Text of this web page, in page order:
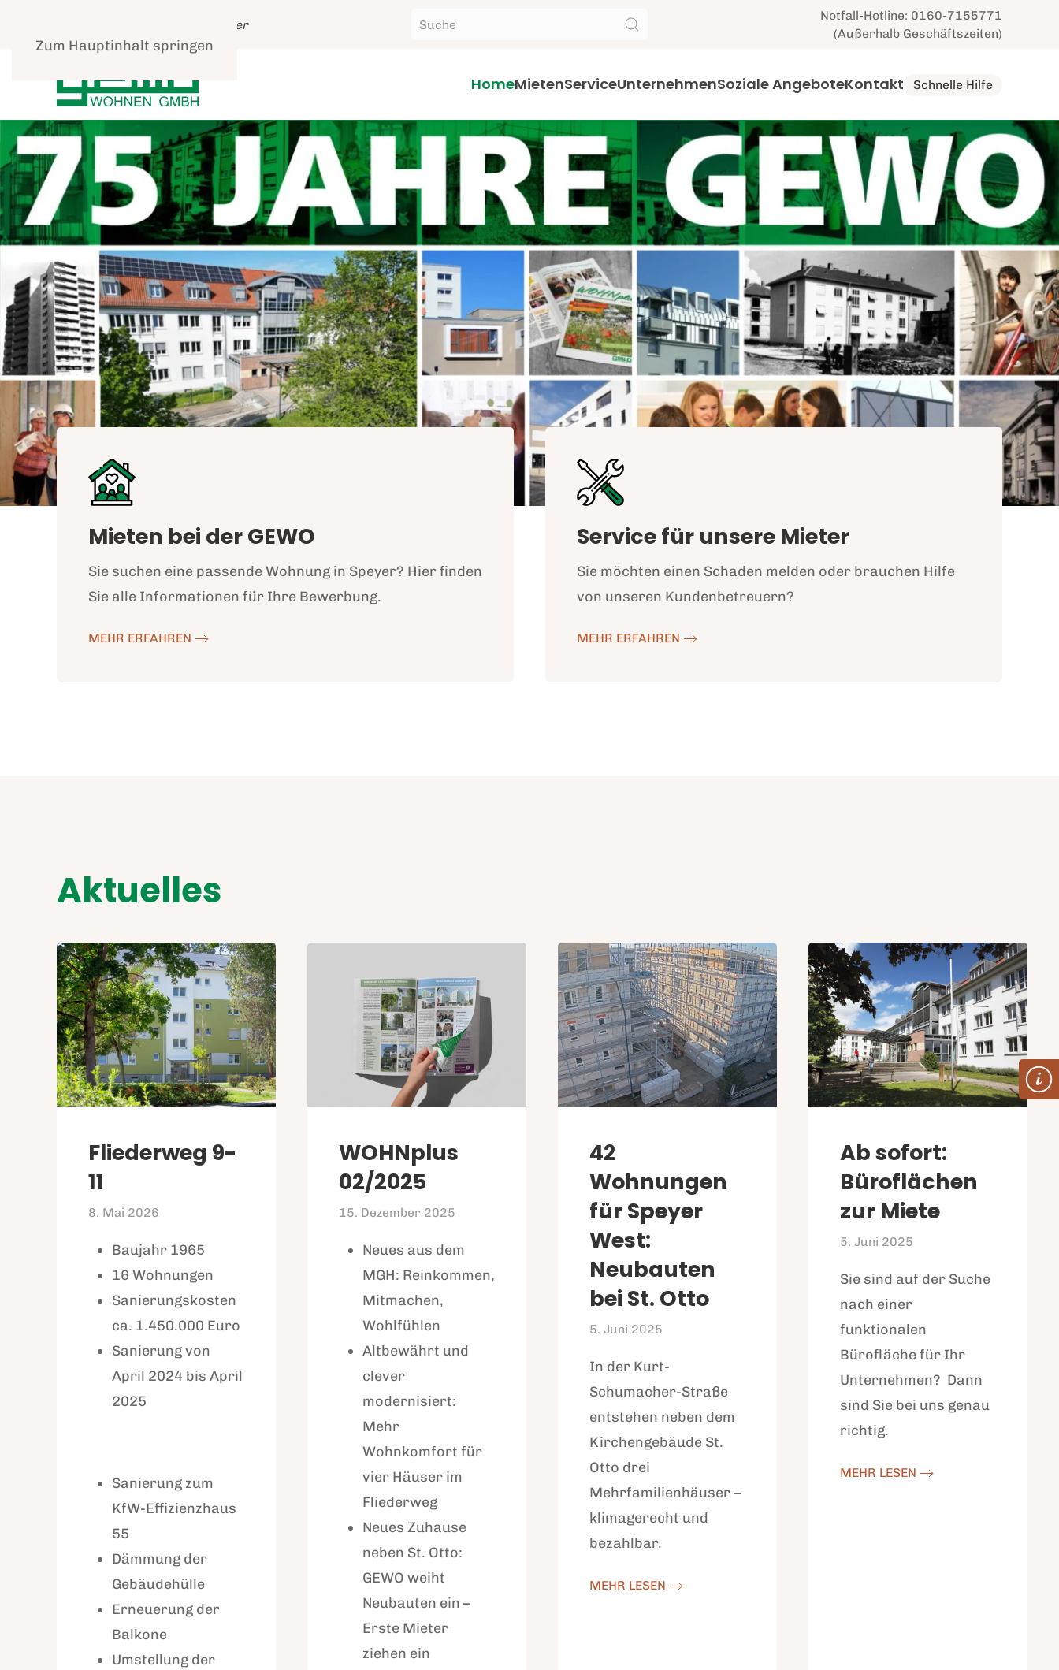
Zum Hauptinhalt springen
Leben und gut Wohnen in Speyer
Notfall-Hotline: 0160-7155771
(Außerhalb Geschäftszeiten)
HomeMietenServiceUnternehmenSoziale AngeboteKontakt Schnelle Hilfe
Mieten bei der GEWO
Sie suchen eine passende Wohnung in Speyer? Hier finden
Sie alle Informationen für Ihre Bewerbung.
MEHR ERFAHREN
Service für unsere Mieter
Sie möchten einen Schaden melden oder brauchen Hilfe
von unseren Kundenbetreuern?
MEHR ERFAHREN
Aktuelles
Fliederweg 9-
11
8. Mai 2026
Baujahr 1965
16 Wohnungen
Sanierungskosten
ca. 1.450.000 Euro
Sanierung von
April 2024 bis April
2025
Sanierung zum
KfW-Effizienzhaus
55
Dämmung der
Gebäudehülle
Erneuerung der
Balkone
Umstellung der
WOHNplus
02/2025
15. Dezember 2025
Neues aus dem
MGH: Reinkommen,
Mitmachen,
Wohlfühlen
Altbewährt und
clever
modernisiert:
Mehr
Wohnkomfort für
vier Häuser im
Fliederweg
Neues Zuhause
neben St. Otto:
GEWO weiht
Neubauten ein –
Erste Mieter
ziehen ein
42
Wohnungen
für Speyer
West:
Neubauten
bei St. Otto
5. Juni 2025
In der Kurt-
Schumacher-Straße
entstehen neben dem
Kirchengebäude St.
Otto drei
Mehrfamilienhäuser –
klimagerecht und
bezahlbar.
MEHR LESEN
Ab sofort:
Büroflächen
zur Miete
5. Juni 2025
Sie sind auf der Suche
nach einer
funktionalen
Bürofläche für Ihr
Unternehmen? Dann
sind Sie bei uns genau
richtig.
MEHR LESEN